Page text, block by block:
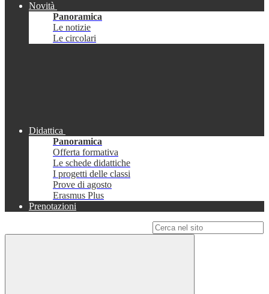
Novità
Panoramica
Le notizie
Le circolari
Didattica
Panoramica
Offerta formativa
Le schede didattiche
I progetti delle classi
Prove di agosto
Erasmus Plus
Prenotazioni